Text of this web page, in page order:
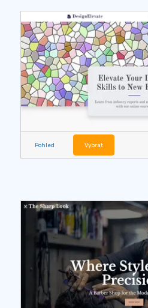
Pohled Vybrat